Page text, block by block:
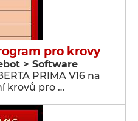
pro krovy
> Software
PRIMA V16 na
krovů pro …